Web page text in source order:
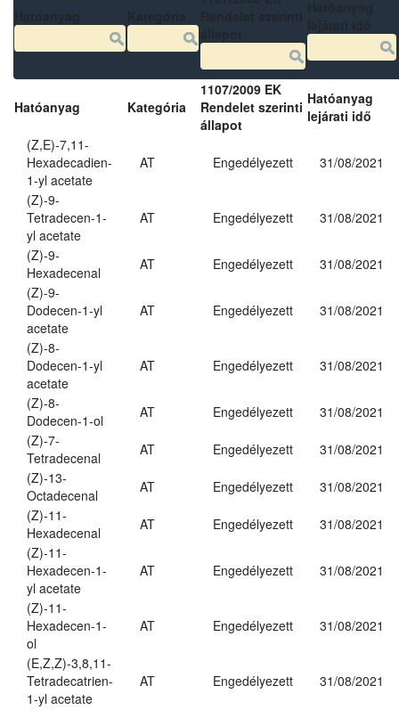
Hatóanyag Kategória
1107/2009 EK
Rendelet szerinti
állapot
Hatóanyag
lejárati idő
(Z,E)-7,11-
Hexadecadien-
1-yl acetate
AT Engedélyezett 31/08/2021
(Z)-9-
Tetradecen-1-
yl acetate
AT Engedélyezett 31/08/2021
(Z)-9-
Hexadecenal
AT Engedélyezett
31/08/2021
(Z)-9-
Dodecen-1-yl
acetate
AT Engedélyezett 31/08/2021
(Z)-8-
Dodecen-1-yl
acetate
AT Engedélyezett 31/08/2021
(Z)-8-
Dodecen-1-ol
AT Engedélyezett
31/08/2021
(Z)-7-
Tetradecenal
AT Engedélyezett
31/08/2021
(Z)-13-
Octadecenal
AT Engedélyezett
31/08/2021
(Z)-11-
Hexadecenal
AT Engedélyezett
31/08/2021
(Z)-11-
Hexadecen-1-
yl acetate
AT Engedélyezett 31/08/2021
(Z)-11-
Hexadecen-1-
ol
AT Engedélyezett 31/08/2021
(E,Z,Z)-3,8,11-
Tetradecatrien-
1-yl acetate
AT Engedélyezett 31/08/2021